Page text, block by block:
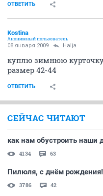
ОТВЕТИТЬ
Kostina
Анонимный пользователь
08 января 2009 Halja
куплю зимнюю
размер 42-44
ОТВЕТИТЬ
СЕЙЧАС ЧИТАЮТ
как нам обустроить наши
4134 63
Пилюля, с днём
3786 42